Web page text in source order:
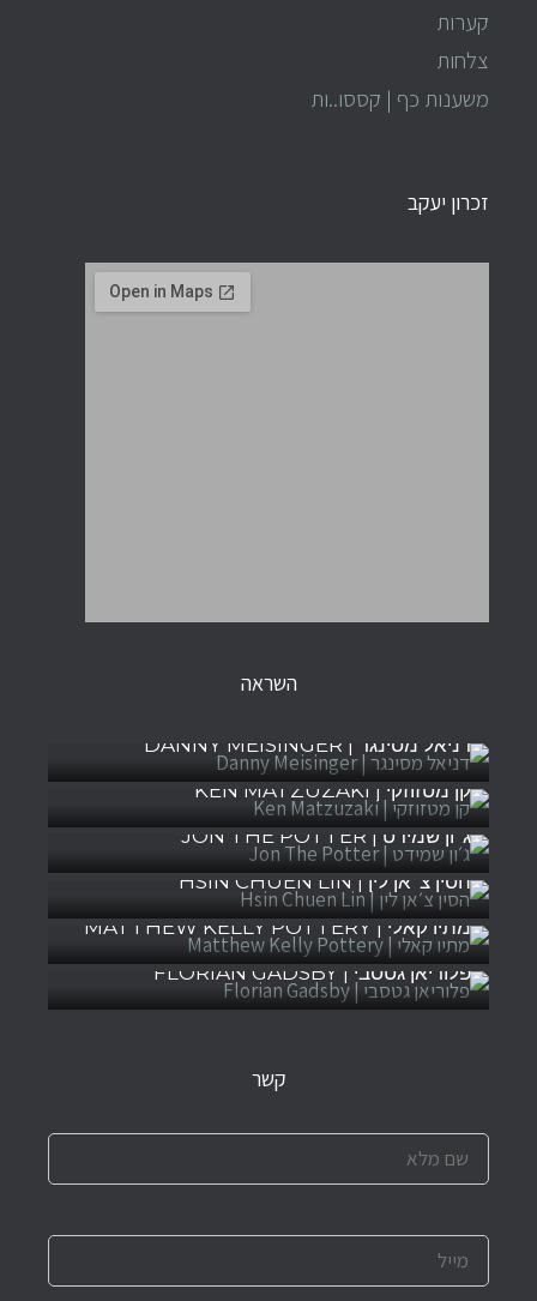
קערות
צלחות
משענות כף | קססו..ות
זכרון יעקב
השראה
דניאל מסינגר | DANNY MEISINGER
קן מטזוזקי | KEN MATZUZAKI
ג׳ון שמידט | JON THE POTTER
הסין צ׳אן לין | HSIN CHUEN LIN
מתיו קאלי | MATTHEW KELLY POTTERY
פלוריאן גטסבי | FLORIAN GADSBY
קשר